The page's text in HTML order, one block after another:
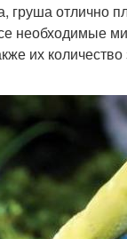
груша отлично
необходимые
их